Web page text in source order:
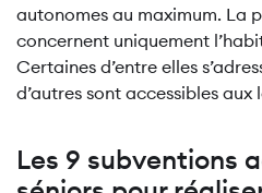
autonomes au maximum. La
concernent uniquement
Certaines d’entre elles
d’autres sont accessibles
Les 9 subventions